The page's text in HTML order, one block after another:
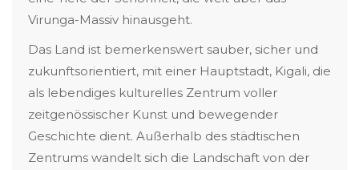
Virunga-Massiv hinausgeht.
Das Land ist bemerkenswert sauber, sicher und
zukunftsorientiert, mit einer Hauptstadt, Kigali, die
als lebendiges kulturelles Zentrum voller
zeitgenössischer Kunst und bewegender
Geschichte dient. Außerhalb des städtischen
Zentrums wandelt sich die Landschaft von der